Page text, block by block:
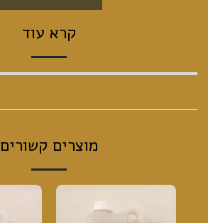
קרא עוד
מוצרים קשורים